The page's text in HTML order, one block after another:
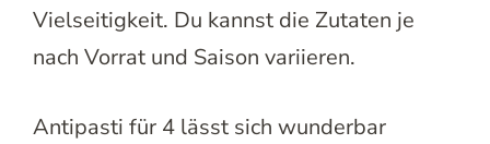
Vielseitigkeit. Du kannst die Zutaten je
nach Vorrat und Saison variieren.
Antipasti für 4 lässt sich wunderbar